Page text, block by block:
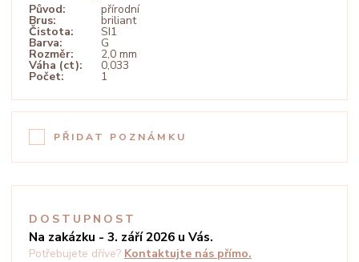
Původ:
přírodní
Brus: briliant
Čistota: SI1
Barva: G
Rozměr: 2,0 mm
Váha (ct): 0,033
Počet: 1
PŘIDAT POZNÁMKU
DOSTUPNOST
Na zakázku - 3. září 2026 u Vás.
Potřebujete dříve? Kontaktujte nás přímo.